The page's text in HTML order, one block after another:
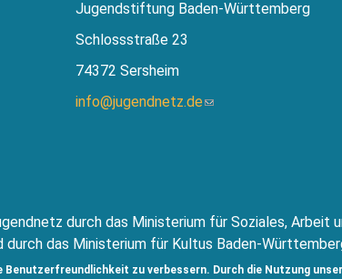
Benutzerfreundlichkeit zu verbessern. Durch die Nutzung
Jugendstiftung Baden-Württemberg
Schlossstraße 23
74372 Sersheim
info@jugendnetz.de(Link
durch das Ministerium für Soziales, Arbeit
durch das Ministerium für Kultus Baden-
Jugendstiftung Baden-Württemberg.